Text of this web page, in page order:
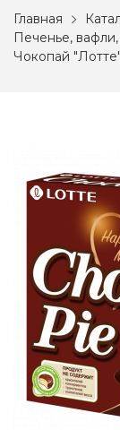
Главная
Печенье,
Чокопай